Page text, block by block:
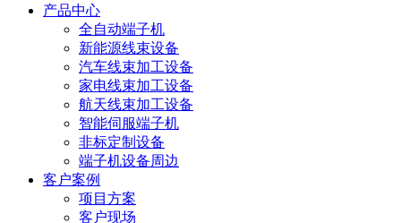
产品中心
全自动端子机
新能源线束设备
汽车线束加工设备
家电线束加工设备
航天线束加工设备
智能伺服端子机
非标定制设备
端子机设备周边
客户案例
项目方案
客户现场